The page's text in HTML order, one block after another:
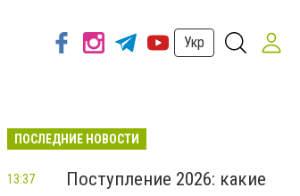
Укр
ПОСЛЕДНИЕ НОВОСТИ
Поступление 2026: какие
13:37